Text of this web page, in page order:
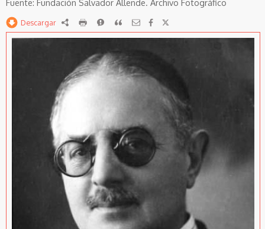
Fundación Salvador Allende. Archivo Fotográfico
Descargar RDF imprimirReportarCitar